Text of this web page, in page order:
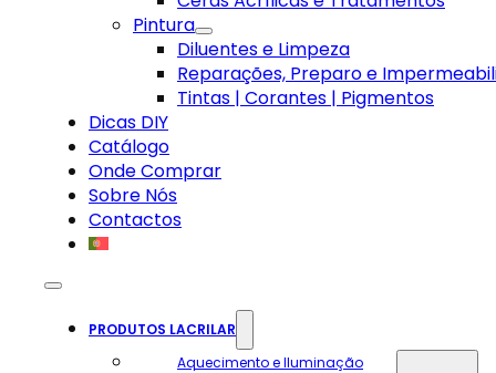
Pintura
Diluentes e Limpeza
Reparações, Preparo e
Tintas | Corantes | Pigmentos
Dicas DIY
Catálogo
Onde Comprar
Sobre Nós
Contactos
PRODUTOS LACRILAR
Aquecimento e Iluminação